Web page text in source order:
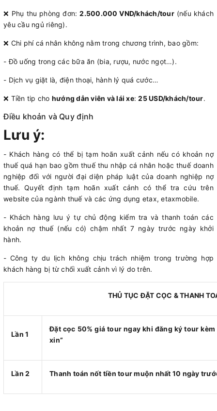
❌ Phụ thu phòng đơn:2.500.000 VND/khách/tour(nếu khách
yêu cầu ngủ riêng).
❌ Chi phí cá nhân không nằm trong chương trình, bao gồm:
- Đồ uống trong các bữa ăn (bia, rượu, nước ngọt…).
- Dịch vụ giặt là, điện thoại, hành lý quá cước…
❌ Tiền tip cho hướng dẫn viên và lái xe:25 USD/khách/tour.
Điều khoản và Quy định
Lưu ý:
- Khách hàng có thể bị tạm hoãn xuất cảnh nếu có khoản nợ
thuế quá hạn bao gồm thuế thu nhập cá nhân hoặc thuế doanh
nghiệp đối với người đại diện pháp luật của doanh nghiệp nợ
thuế. Quyết định tạm hoãn xuất cảnh có thể tra cứu trên
website của ngành thuế và các ứng dụng etax, etaxmobile.
- Khách hàng lưu ý tự chủ động kiểm tra và thanh toán các
khoản nợ thuế (nếu có) chậm nhất 7 ngày trước ngày khởi
hành.
- Công ty du lịch không chịu trách nhiệm trong trường hợp
khách hàng bị từ chối xuất cảnh vì lý do trên.
THỦ TỤC ĐẶT CỌC & THANH
Lần 1
Đặt cọc 50% giá tour ngay khi đăng ký tour
xin”
Lần 2 Thanh toán nốt tiền tour muộn nhất 10 ngày